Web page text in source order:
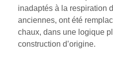
inadaptés à la respiration
anciennes, ont été
chaux, dans une logique
construction d’origine.